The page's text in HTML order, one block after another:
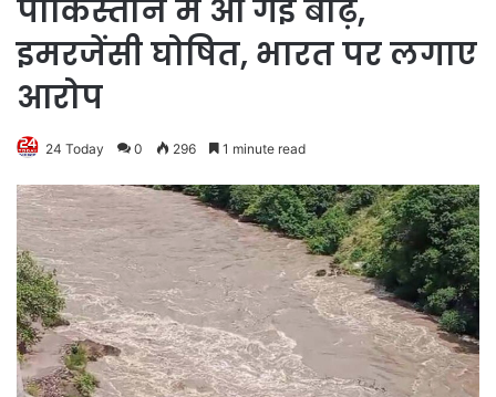
पाकिस्तान में आ गई बाढ़,
इमरजेंसी घोषित, भारत पर लगाए
आरोप
24 Today 0 296 1 minute read